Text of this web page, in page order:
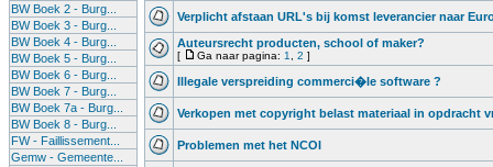
BW Boek 2 - Burg...
BW Boek 3 - Burg...
BW Boek 4 - Burg...
BW Boek 5 - Burg...
BW Boek 6 - Burg...
BW Boek 7 - Burg...
BW Boek 7a - Burg...
BW Boek 8 - Burg...
FW - Faillissement...
Gemw - Gemeente...
Verplicht afstaan URL's bij komst leverancier naar
Auteursrecht producten, school of maker?
[ Ga naar pagina: 1 2 ]
Illegale verspreiding commerci�le software ?
Verkopen met copyright belast materiaal in opdracht
Problemen met het NCOI